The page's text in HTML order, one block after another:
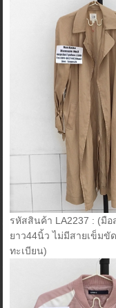
รหัสสินค้า LA2237 : (มือ
ยาว44นิ้ว ไม่มีสายเข็มขั
ทะเบียน)